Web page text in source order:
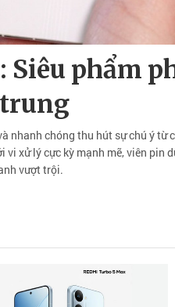
Siêu phẩm
nhanh chóng thu hút sự chú ý từ
xử lý cực kỳ mạnh mẽ, viên pin
vượt trội.